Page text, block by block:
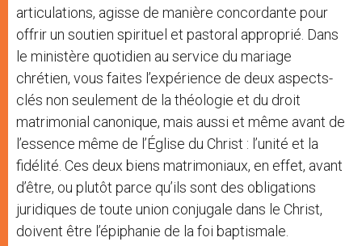
articulations, agisse de manière concordante pour
offrir un soutien spirituel et pastoral approprié. Dans
le ministère quotidien au service du mariage
chrétien, vous faites l’expérience de deux aspects-
clés non seulement de la théologie et du droit
matrimonial canonique, mais aussi et même avant de
l’essence même de l’Église du Christ : l’unité et la
fidélité. Ces deux biens matrimoniaux, en effet, avant
d’être, ou plutôt parce qu’ils sont des obligations
juridiques de toute union conjugale dans le Christ,
doivent être l’épiphanie de la foi baptismale.